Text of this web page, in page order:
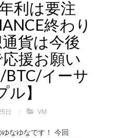
利は要注
終わり
貨は今後
援お願い
BTC/イーサ
】
日 / VM
なゆなです！ 今回